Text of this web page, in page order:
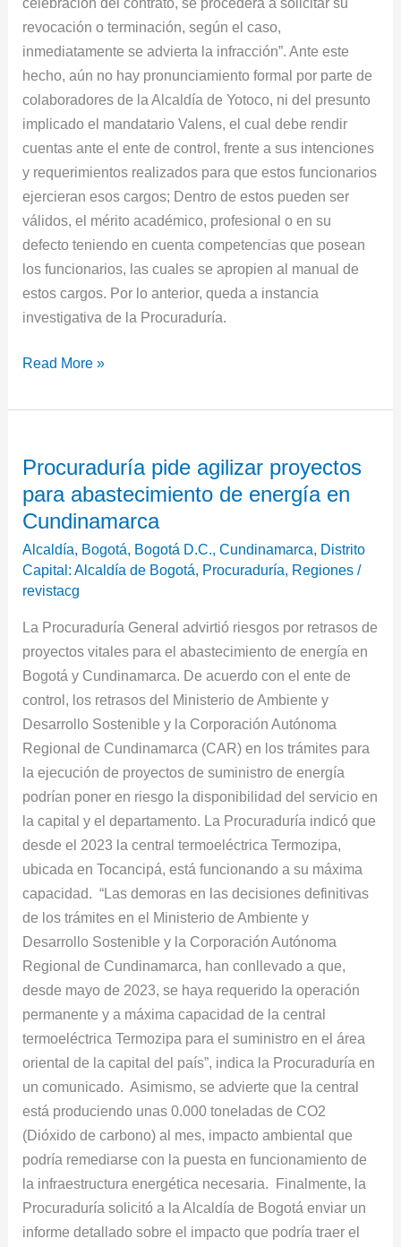
revocación o terminación, según el caso,
inmediatamente se advierta la infracción”. Ante este
hecho, aún no hay pronunciamiento formal por parte de
colaboradores de la Alcaldía de Yotoco, ni del presunto
implicado el mandatario Valens, el cual debe rendir
cuentas ante el ente de control, frente a sus intenciones
y requerimientos realizados para que estos funcionarios
ejercieran esos cargos; Dentro de estos pueden ser
válidos, el mérito académico, profesional o en su
defecto teniendo en cuenta competencias que posean
los funcionarios, las cuales se apropien al manual de
estos cargos. Por lo anterior, queda a instancia
investigativa de la Procuraduría.
Read More »
Procuraduría pide agilizar proyectos
para abastecimiento de energía en
Cundinamarca
Alcaldía, Bogotá, Bogotá D.C.,Cundinamarca, Distrito
Capital: Alcaldía de Bogotá, Procuraduría, Regiones /
revistacg
La Procuraduría General advirtió riesgos por retrasos de
proyectos vitales para el abastecimiento de energía en
Bogotá y Cundinamarca. De acuerdo con el ente de
control, los retrasos del Ministerio de Ambiente y
Desarrollo Sostenible y la Corporación Autónoma
Regional de Cundinamarca (CAR) en los trámites para
la ejecución de proyectos de suministro de energía
podrían poner en riesgo la disponibilidad del servicio en
la capital y el departamento. La Procuraduría indicó que
desde el 2023 la central termoeléctrica Termozipa,
ubicada en Tocancipá, está funcionando a su máxima
capacidad. “Las demoras en las decisiones definitivas
de los trámites en el Ministerio de Ambiente y
Desarrollo Sostenible y la Corporación Autónoma
Regional de Cundinamarca, han conllevado a que,
desde mayo de 2023, se haya requerido la operación
permanente y a máxima capacidad de la central
termoeléctrica Termozipa para el suministro en el área
oriental de la capital del país”, indica la Procuraduría en
un comunicado. Asimismo, se advierte que la central
está produciendo unas 0.000 toneladas de CO2
(Dióxido de carbono) al mes, impacto ambiental que
podría remediarse con la puesta en funcionamiento de
la infraestructura energética necesaria. Finalmente, la
Procuraduría solicitó a la Alcaldía de Bogotá enviar un
informe detallado sobre el impacto que podría traer el
pide
agilizar
proyectos
abastecimiento
de
en
Cundinamarca